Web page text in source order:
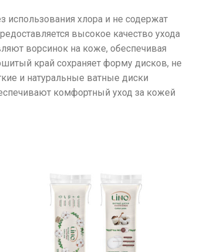
использования хлора и не содержат
высокое качество ухода
ворсинок на коже, обеспечивая
край сохраняет форму дисков, не
и натуральные ватные диски
комфортный уход за кожей